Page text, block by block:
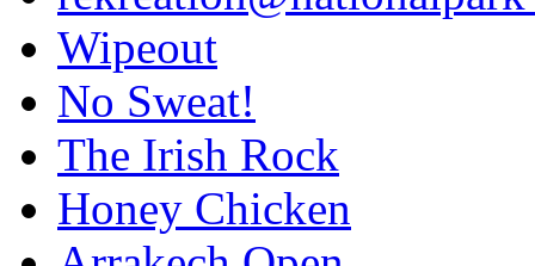
Wipeout
No Sweat!
The Irish Rock
Honey Chicken